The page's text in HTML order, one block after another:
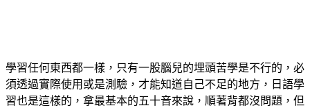
學習任何東西都一樣，只有一股腦兒的埋頭苦學是不行的，必
須透過實際使用或是測驗，才能知道自己不足的地方，日語學
習也是這樣的，拿最基本的五十音來說，順著背都沒問題，但